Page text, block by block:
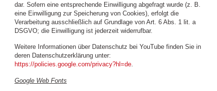
dar. Sofern eine entsprechende Einwilligung abgefragt wurde (z. B.
eine Einwilligung zur Speicherung von Cookies), erfolgt die
Verarbeitung ausschließlich auf Grundlage von Art. 6 Abs. 1 lit. a
DSGVO; die Einwilligung ist jederzeit widerrufbar.
Weitere Informationen über Datenschutz bei YouTube finden Sie in
deren Datenschutzerklärung unter:
https://policies.google.com/privacy?hl=de.
Google Web Fonts